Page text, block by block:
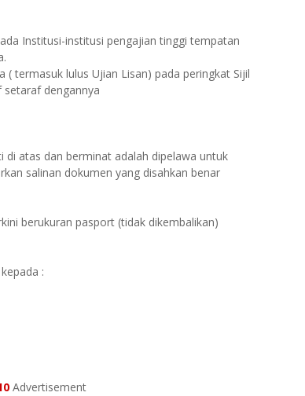
Institusi-institusi pengajian tinggi tempatan
termasuk lulus Ujian Lisan) pada peringkat Sijil
setaraf dengannya
di atas dan berminat adalah dipelawa untuk
salinan dokumen yang disahkan benar
berukuran pasport (tidak dikembalikan)
:
Advertisement